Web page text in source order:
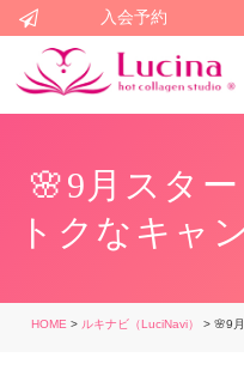
入会予約
🌸9月スタ
トクなキャ
HOME > ルキナビ（LuciNavi） > 🌸9